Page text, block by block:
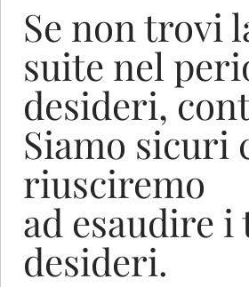
Se non trovi
suite nel
desideri,
Siamo sicuri
riusciremo
ad esaudire i
desideri.